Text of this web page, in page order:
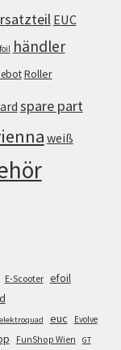
EUC
händler
Roller
spare part
weiß
E-Scooter efoil
elektroquad euc
Evolve
FunShop Wien GT